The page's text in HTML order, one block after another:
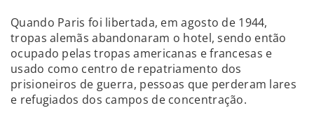
Quando Paris foi libertada, em agosto de 1944,
tropas alemãs abandonaram o hotel, sendo então
ocupado pelas tropas americanas e francesas e
usado como centro de repatriamento dos
prisioneiros de guerra, pessoas que perderam lares
e refugiados dos campos de concentração.